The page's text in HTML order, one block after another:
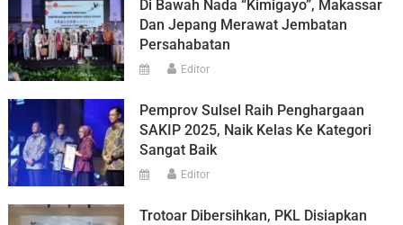
Di Bawah Nada “Kimigayo”, Makassar
Dan Jepang Merawat Jembatan
Persahabatan
Editor
Pemprov Sulsel Raih Penghargaan
SAKIP 2025, Naik Kelas Ke Kategori
Sangat Baik
Editor
Trotoar Dibersihkan, PKL Disiapkan